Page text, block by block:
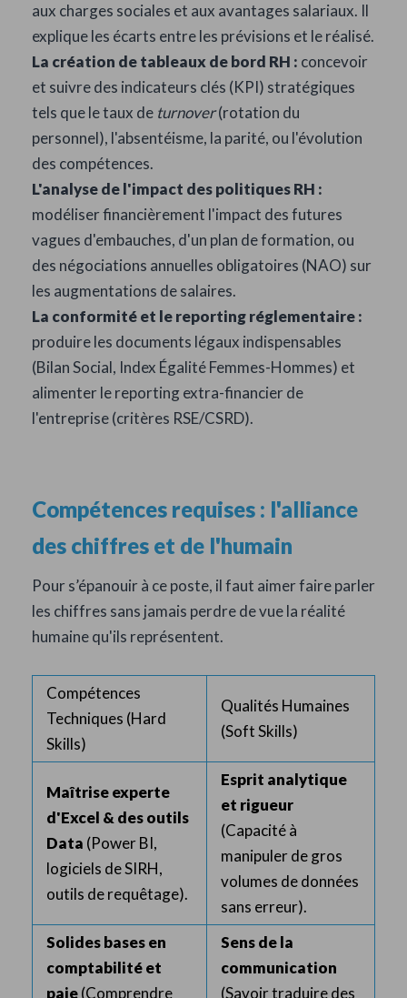
aux charges sociales et aux avantages salariaux. Il
explique les écarts entre les prévisions et le réalisé.
La création de tableaux de bord RH : concevoir
et suivre des indicateurs clés (KPI) stratégiques
tels que le taux de turnover(rotation du
personnel), l'absentéisme, la parité, ou l'évolution
des compétences.
L'analyse de l'impact des politiques RH :
modéliser financièrement l'impact des futures
vagues d'embauches, d'un plan de formation, ou
des négociations annuelles obligatoires (NAO) sur
les augmentations de salaires.
La conformité et le reporting réglementaire :
produire les documents légaux indispensables
(Bilan Social, Index Égalité Femmes-Hommes) et
alimenter le reporting extra-financier de
l'entreprise (critères RSE/CSRD).
Compétences requises : l'alliance
des chiffres et de l'humain
Pour s’épanouir à ce poste, il faut aimer faire parler
les chiffres sans jamais perdre de vue la réalité
humaine qu'ils représentent.
Compétences
Techniques (Hard
Skills)
Qualités Humaines
(Soft Skills)
Maîtrise experte
d'Excel & des outils
Data (Power BI,
logiciels de SIRH,
outils de requêtage).
Esprit analytique
et rigueur
(Capacité à
manipuler de gros
volumes de données
sans erreur).
Solides bases en
comptabilité et
paie(Comprendre
Sens de la
communication
(Savoir traduire des